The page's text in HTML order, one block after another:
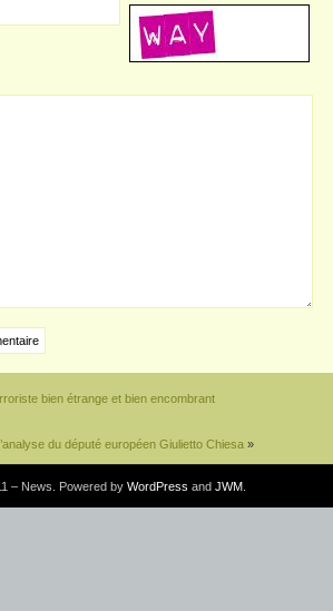
bien étrange et bien encombrant
du député européen Giulietto Chiesa »
– News. Powered by WordPress and JWM